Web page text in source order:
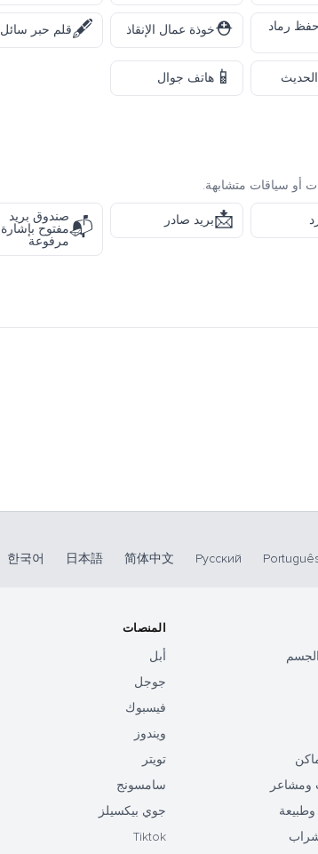
رماد
⛑️خوذة عمال الإنقاذ 🖋️قلم حبر سائل
📱 هاتف جوال
أو سياقات متشابهة.
📩بريد صادر 📬
صندوق بريد
مفتوح بإشارة
مرفوعة
Русский
简体中文
日本語
한국어
ومشاعر
وطبيعة
المنصات
أبل
جوجل
فيسبوك
ويندوز
تويتر
سامسونج
جوي بيكسيلز
Tiktok